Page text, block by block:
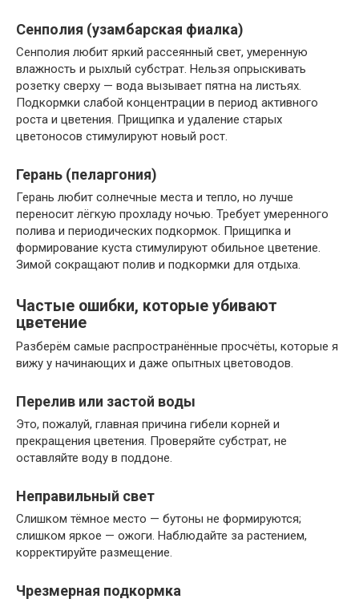
Сенполия (узамбарская фиалка)
Сенполия любит яркий рассеянный свет, умеренную
влажность и рыхлый субстрат. Нельзя опрыскивать
розетку сверху — вода вызывает пятна на листьях.
Подкормки слабой концентрации в период активного
роста и цветения. Прищипка и удаление старых
цветоносов стимулируют новый рост.
Герань (пеларгония)
Герань любит солнечные места и тепло, но лучше
переносит лёгкую прохладу ночью. Требует умеренного
полива и периодических подкормок. Прищипка и
формирование куста стимулируют обильное цветение.
Зимой сокращают полив и подкормки для отдыха.
Частые ошибки, которые убивают
цветение
Разберём самые распространённые просчёты, которые я
вижу у начинающих и даже опытных цветоводов.
Перелив или застой воды
Это, пожалуй, главная причина гибели корней и
прекращения цветения. Проверяйте субстрат, не
оставляйте воду в поддоне.
Неправильный свет
Слишком тёмное место — бутоны не формируются;
слишком яркое — ожоги. Наблюдайте за растением,
корректируйте размещение.
Чрезмерная подкормка